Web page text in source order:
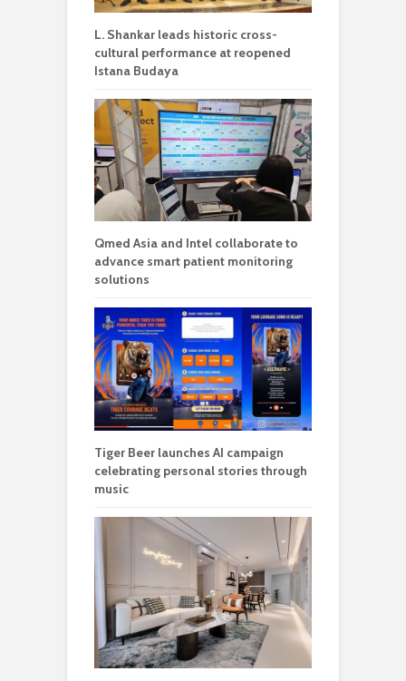
L. Shankar leads historic cross-
cultural performance at reopened
Istana Budaya
Qmed Asia and Intel collaborate to
advance smart patient monitoring
solutions
Tiger Beer launches AI campaign
celebrating personal stories through
music